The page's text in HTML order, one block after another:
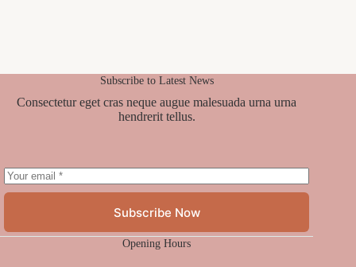
Subscribe to Latest News
Consectetur eget cras neque augue malesuada urna urna
hendrerit tellus.
Subscribe Now
Opening Hours